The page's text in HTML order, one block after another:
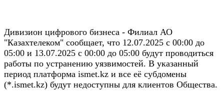
Дивизион цифрового бизнеса - Филиал АО
"Казахтелеком" сообщает, что 12.07.2025 с 00:00 до
05:00 и 13.07.2025 с 00:00 до 05:00 будут проводиться
работы по устранению уязвимостей. В указанный
период платформа ismet.kz и все её субдомены
(*.ismet.kz) будут недоступны для клиентов Общества.